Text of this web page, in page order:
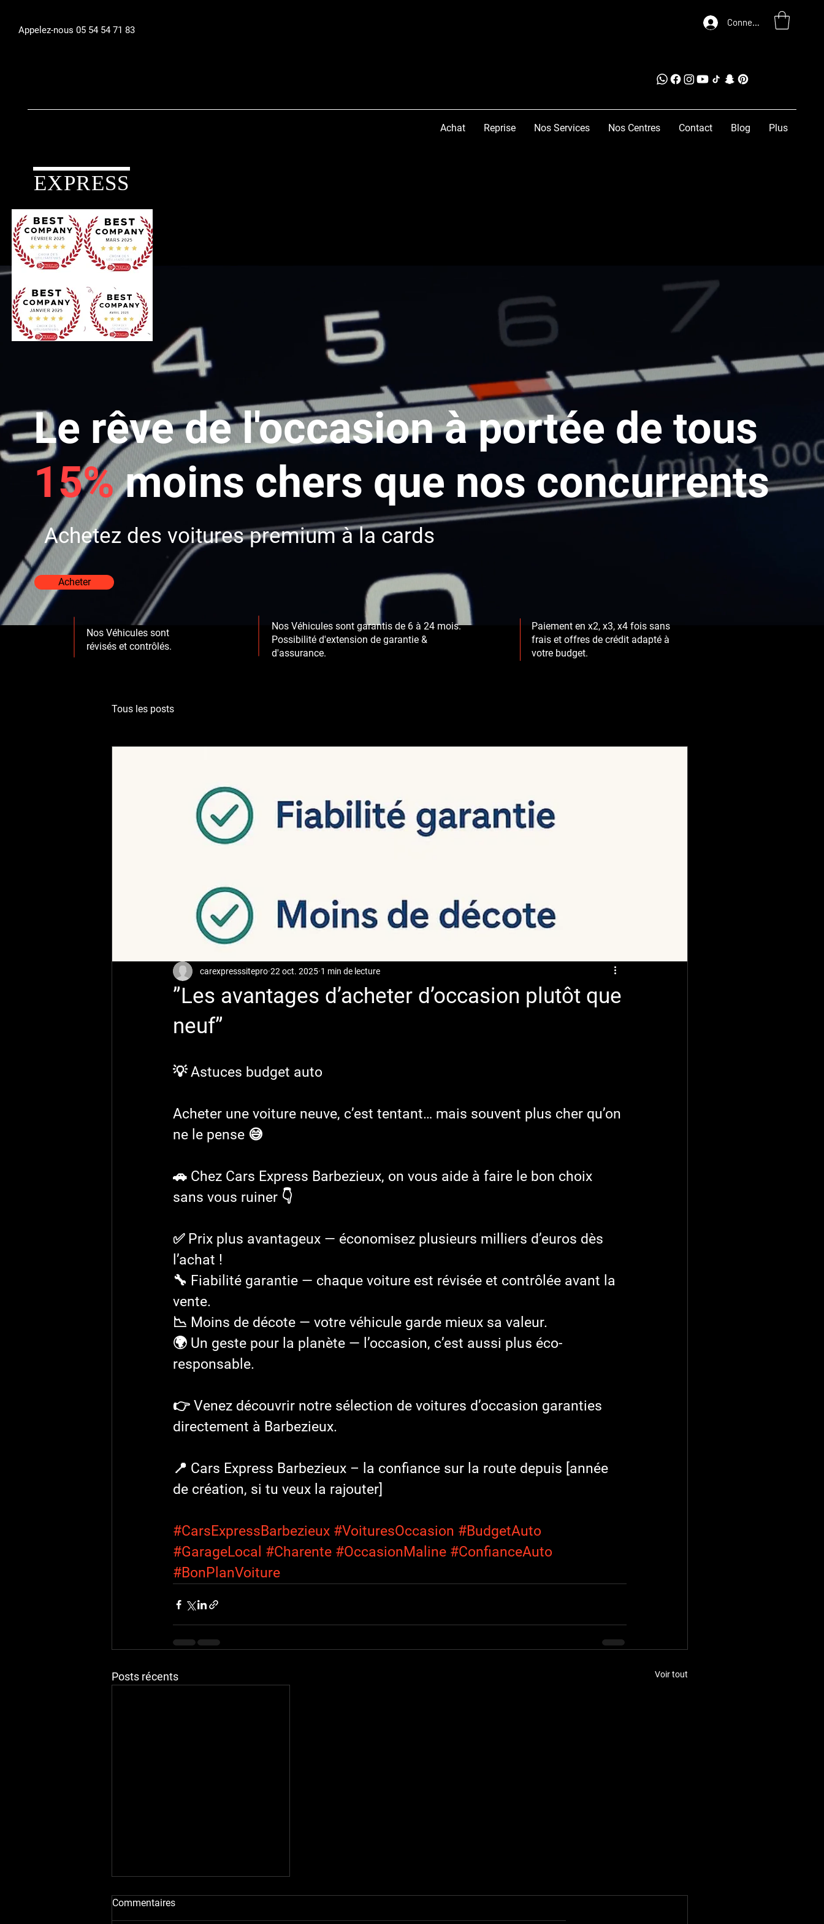
Appelez-nous 05 54 54 71 83
Connexion
EXPRESS
Achat Reprise Nos Services Nos Centres Contact Blog Plus
Le rêve de l'occasion à portée de tous
15%moins chers que nos concurrents
Achetez des voitures premium à la cards
Acheter
Nos Véhicules sont
révisés et contrôlés.
Nos Véhicules sont garantis de 6 à 24 mois.
Possibilité d'extension de garantie &
d'assurance.
Paiement en x2, x3, x4 fois sans
frais et offres de crédit adapté à
votre budget.
Tous les posts
”Les avantages d’acheter d’occasion plutôt que
neuf”
carexpresssitepro 22 oct. 2025 1 min de lecture
💡 Astuces budget auto
Acheter une voiture neuve, c’est tentant… mais souvent plus cher qu’on
ne le pense 😅
🚗 Chez Cars Express Barbezieux, on vous aide à faire le bon choix
sans vous ruiner 👇
✅ Prix plus avantageux — économisez plusieurs milliers d’euros dès
l’achat !
🔧 Fiabilité garantie — chaque voiture est révisée et contrôlée avant la
vente.
📉 Moins de décote — votre véhicule garde mieux sa valeur.
🌍 Un geste pour la planète — l’occasion, c’est aussi plus éco-
responsable.
👉 Venez découvrir notre sélection de voitures d’occasion garanties
directement à Barbezieux.
📍 Cars Express Barbezieux – la confiance sur la route depuis [année
de création, si tu veux la rajouter]
#CarsExpressBarbezieux #VoituresOccasion #BudgetAuto
#GarageLocal #Charente #OccasionMaline #ConfianceAuto
#BonPlanVoiture
Posts récents Voir tout
🚗 Pourquoi acheter votre
voiture d’occasion chez un
Commentaires